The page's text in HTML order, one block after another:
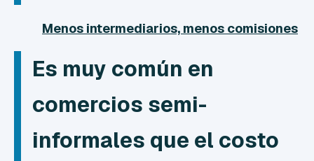
Menos intermediarios, menos comisiones
Es muy común en
comercios semi-
informales que el costo